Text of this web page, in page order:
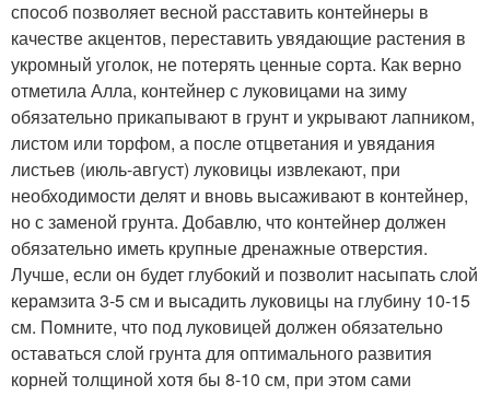
способ позволяет весной расставить контейнеры в
качестве акцентов, переставить увядающие растения в
укромный уголок, не потерять ценные сорта. Как верно
отметила Алла, контейнер с луковицами на зиму
обязательно прикапывают в грунт и укрывают лапником,
листом или торфом, а после отцветания и увядания
листьев (июль-август) луковицы извлекают, при
необходимости делят и вновь высаживают в контейнер,
но с заменой грунта. Добавлю, что контейнер должен
обязательно иметь крупные дренажные отверстия.
Лучше, если он будет глубокий и позволит насыпать слой
керамзита 3-5 см и высадить луковицы на глубину 10-15
см. Помните, что под луковицей должен обязательно
оставаться слой грунта для оптимального развития
корней толщиной хотя бы 8-10 см, при этом сами